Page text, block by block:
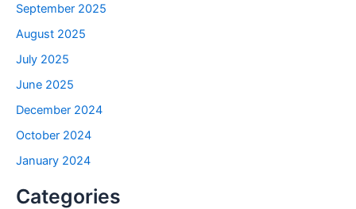
September 2025
August 2025
July 2025
June 2025
December 2024
October 2024
January 2024
Categories